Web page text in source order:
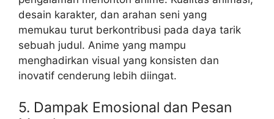
desain karakter, dan arahan seni yang
memukau turut berkontribusi pada daya tarik
sebuah judul. Anime yang mampu
menghadirkan visual yang konsisten dan
inovatif cenderung lebih diingat.
5. Dampak Emosional dan Pesan